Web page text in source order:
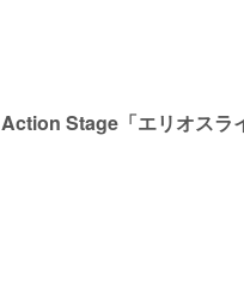
Action Stage「エリオスラ